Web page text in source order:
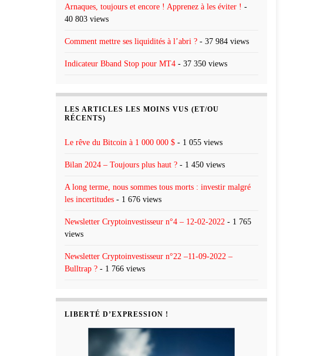
Arnaques, toujours et encore ! Apprenez à les éviter ! -
40 803 views
Comment mettre ses liquidités à l’abri ? - 37 984 views
Indicateur Bband Stop pour MT4 - 37 350 views
LES ARTICLES LES MOINS VUS (ET/OU
RÉCENTS)
Le rêve du Bitcoin à 1 000 000 $ - 1 055 views
Bilan 2024 – Toujours plus haut ? - 1 450 views
A long terme, nous sommes tous morts : investir malgré
les incertitudes - 1 676 views
Newsletter Cryptoinvestisseur n°4 – 12-02-2022 - 1 765
views
Newsletter Cryptoinvestisseur n°22 –11-09-2022 –
Bulltrap ? - 1 766 views
LIBERTÉ D’EXPRESSION !